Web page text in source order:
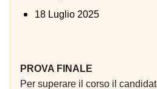
18 Luglio 2025
PROVA FINALE
Per superare il corso il